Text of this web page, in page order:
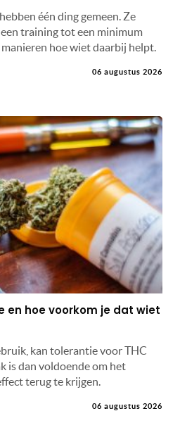
één ding gemeen. Ze
training tot een minimum
hoe wiet daarbij helpt.
06 augustus 2026
en hoe voorkom je dat wiet
kan tolerantie voor THC
is dan voldoende om het
terug te krijgen.
06 augustus 2026